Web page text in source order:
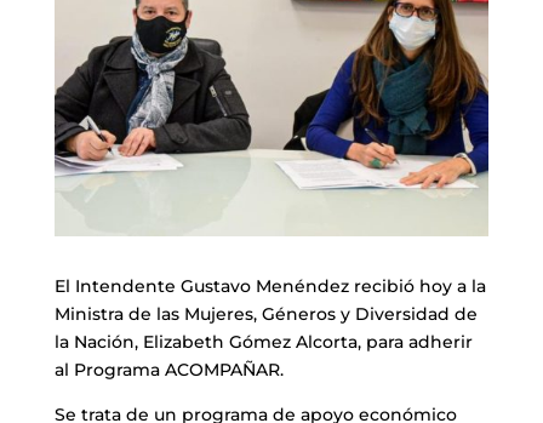
El Intendente Gustavo Menéndez recibió hoy a la
Ministra de las Mujeres, Géneros y Diversidad de
la Nación, Elizabeth Gómez Alcorta, para adherir
al Programa ACOMPAÑAR.
Se trata de un programa de apoyo económico